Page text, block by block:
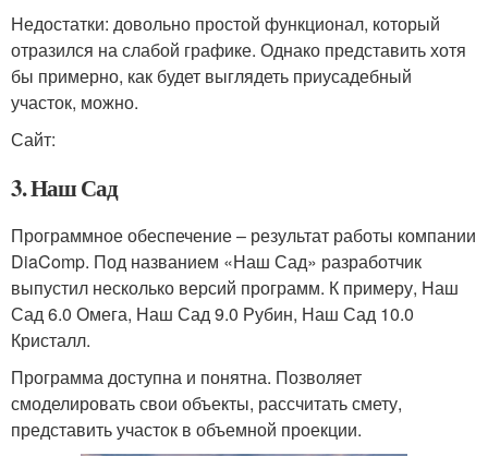
Недостатки: довольно простой функционал, который
отразился на слабой графике. Однако представить хотя
бы примерно, как будет выглядеть приусадебный
участок, можно.
Сайт:
3. Наш Сад
Программное обеспечение – результат работы компании
DiaComp. Под названием «Наш Сад» разработчик
выпустил несколько версий программ. К примеру, Наш
Сад 6.0 Омега, Наш Сад 9.0 Рубин, Наш Сад 10.0
Кристалл.
Программа доступна и понятна. Позволяет
смоделировать свои объекты, рассчитать смету,
представить участок в объемной проекции.